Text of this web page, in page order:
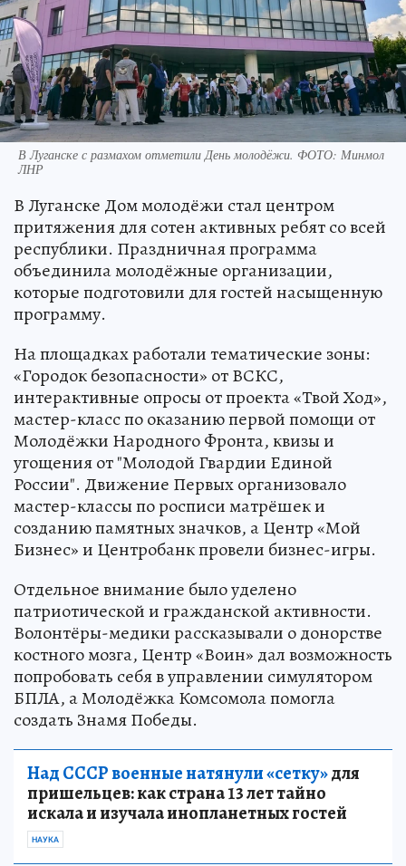
В Луганске с размахом отметили День молодёжи. ФОТО: Минмол
ЛНР
В Луганске Дом молодёжи стал центром
притяжения для сотен активных ребят со всей
республики. Праздничная программа
объединила молодёжные организации,
которые подготовили для гостей насыщенную
программу.
На площадках работали тематические зоны:
«Городок безопасности» от ВСКС,
интерактивные опросы от проекта «Твой Ход»,
мастер-класс по оказанию первой помощи от
Молодёжки Народного Фронта, квизы и
угощения от "Молодой Гвардии Единой
России". Движение Первых организовало
мастер-классы по росписи матрёшек и
созданию памятных значков, а Центр «Мой
Бизнес» и Центробанк провели бизнес-игры.
Отдельное внимание было уделено
патриотической и гражданской активности.
Волонтёры-медики рассказывали о донорстве
костного мозга, Центр «Воин» дал возможность
попробовать себя в управлении симулятором
БПЛА, а Молодёжка Комсомола помогла
создать Знамя Победы.
Над СССР военные натянули «сетку»для
пришельцев: как страна 13 лет тайно
искала и изучала инопланетных гостей
НАУКА